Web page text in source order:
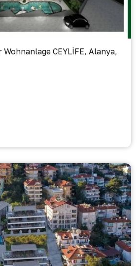
CEYLİFE, Alanya,